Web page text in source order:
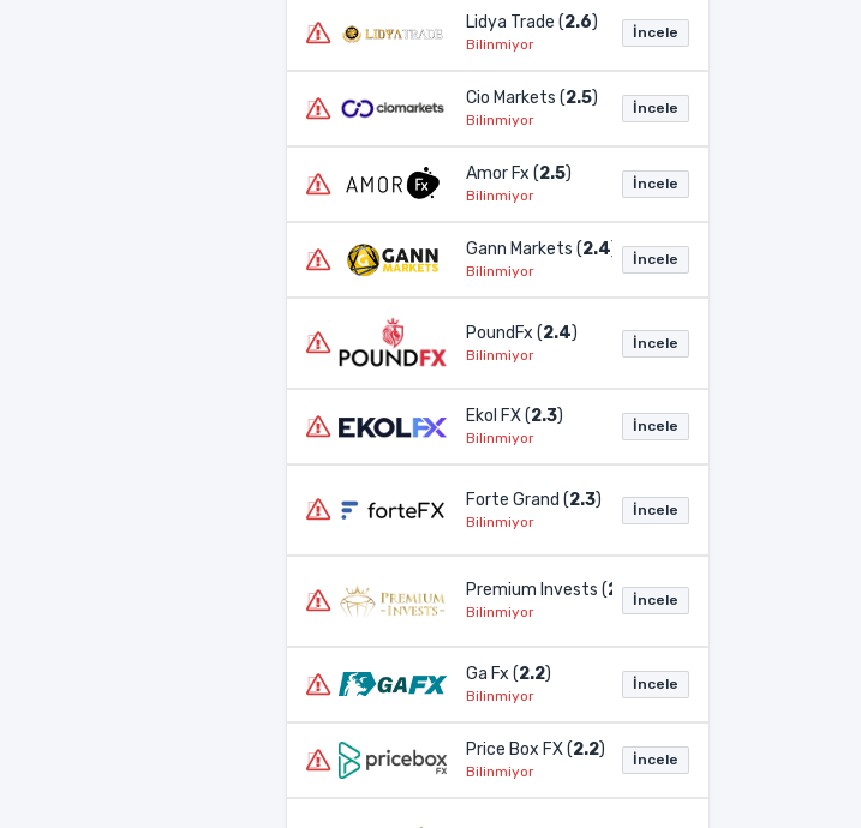
Lidya Trade (2.6)
Bilinmiyor
İncele
Cio Markets (2.5)
Bilinmiyor
İncele
Amor Fx (2.5)
Bilinmiyor
İncele
Gann Markets (2.4)
Bilinmiyor
İncele
PoundFx (2.4)
Bilinmiyor
İncele
Ekol FX (2.3)
Bilinmiyor
İncele
Forte Grand (2.3)
Bilinmiyor
İncele
Premium Invests (2.3)
Bilinmiyor
İncele
Ga Fx (2.2)
Bilinmiyor
İncele
Price Box FX (2.2)
Bilinmiyor
İncele